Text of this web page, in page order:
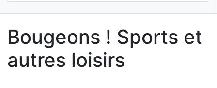
Bougeons ! Sports et
autres loisirs